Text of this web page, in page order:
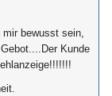
bewusst sein,
Kunde